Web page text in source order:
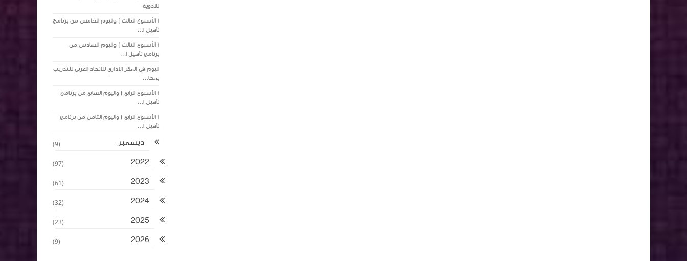
للادوية
( الأسبوع الثالث ) واليوم الخامس من برنامج
تأهيل ا...
( الأسبوع الثالث ) واليوم السادس من
برنامج تأهيل ا...
اليوم في المقر الاداري للاتحاد العربي للتدريب
بمحا...
( الأسبوع الرابع ) واليوم السابع من برنامج
تأهيل ا...
( الأسبوع الرابع ) واليوم الثامن من برنامج
تأهيل ا...
ديسمبر (9)
2022
(97)
2023
(61)
2024
(32)
2025
(23)
2026
(9)